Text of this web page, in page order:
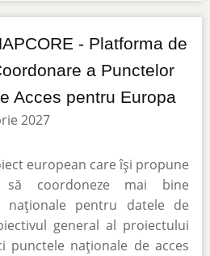
- Platforma de
a Punctelor
Acces pentru Europa
2027
european care își propune
coordoneze mai bine
naționale pentru datele de
general al proiectului
punctele naționale de acces